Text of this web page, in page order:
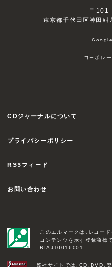
〒
東京都千代田区神田
コーポレ
CDジャーナルについて
プライバシーポリシー
RSSフィード
お問い合わせ
このエルマークは、レコー
コンテンツを示す登録商標で
RIAJ10016001
弊社サイトでは、CD、DVD、